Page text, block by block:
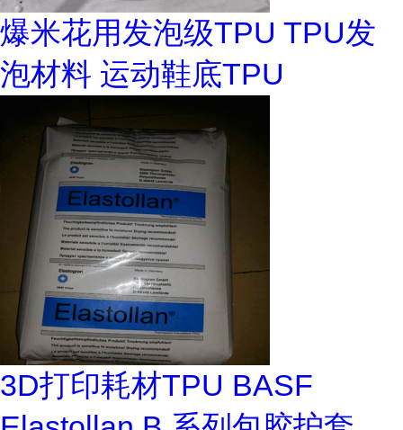
爆米花用发泡级TPU TPU发
泡材料 运动鞋底TPU
3D打印耗材TPU BASF